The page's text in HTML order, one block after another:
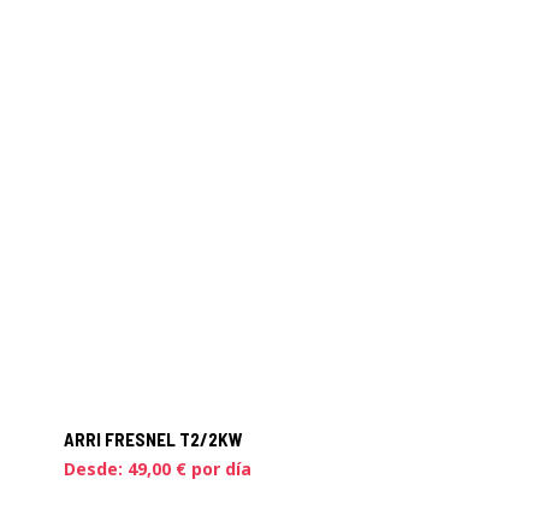
ARRI FRESNEL T2/2KW
Desde: 49,00 € por día